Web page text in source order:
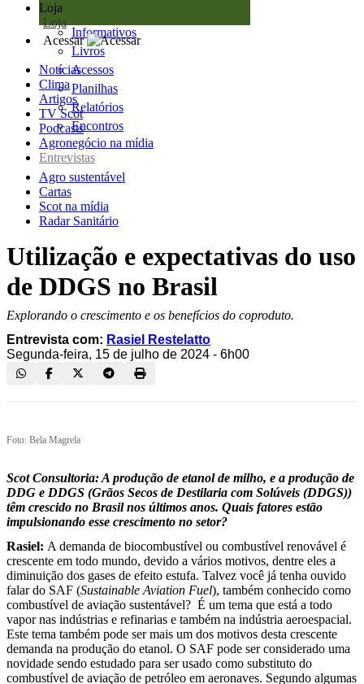
Loja
Loja
Informativos
Livros
Acessos
Planilhas
Relatórios
Encontros
Acessar
Notícias
Clima
Artigos
TV Scot
Podcasts
Agronegócio na mídia
Entrevistas
Agro sustentável
Cartas
Scot na mídia
Radar Sanitário
Utilização e expectativas do uso
de DDGS no Brasil
Explorando o crescimento e os benefícios do coproduto.
Entrevista com: Rasiel Restelatto
Segunda-feira, 15 de julho de 2024 - 6h00
Foto: Bela Magrela
Scot Consultoria: A produção de etanol de milho, e a produção de
DDG e DDGS (Grãos Secos de Destilaria com Solúveis (DDGS))
têm crescido no Brasil nos últimos anos. Quais fatores estão
impulsionando esse crescimento no setor?
Rasiel: A demanda de biocombustível ou combustível renovável é
crescente em todo mundo, devido a vários motivos, dentre eles a
diminuição dos gases de efeito estufa. Talvez você já tenha ouvido
falar do SAF (Sustainable Aviation Fuel), também conhecido como
combustível de aviação sustentável? É um tema que está a todo
vapor nas indústrias e refinarias e também na indústria aeroespacial.
Este tema também pode ser mais um dos motivos desta crescente
demanda na produção do etanol. O SAF pode ser considerado uma
novidade sendo estudado para ser usado como substituto do
combustível de aviação de petróleo em aeronaves. Segundo algumas